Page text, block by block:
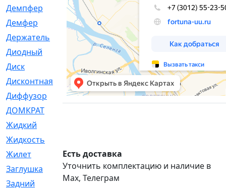
Демпфер
Демфер
[1]
Держатель
[5]
Диодный
[3]
Диск
[418]
Дисконтная
[1]
Диффузор
[1]
ДОМКРАТ
Жидкий
Жидкость
Жилет
[1]
Заглушка
[21]
Задний
[528]
Есть доставка
Уточнить комплектацию и наличие в
Max, Телеграм